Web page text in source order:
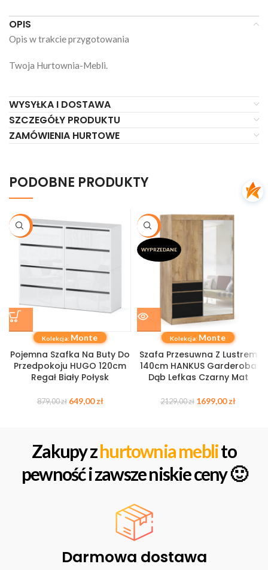
OPIS
Opis w trakcie przygotowania
Twoja Hurtownia-Mebli.
WYSYŁKA I DOSTAWA
SZCZEGÓŁY PRODUKTU
ZAMÓWIENIA HURTOWE
PODOBNE PRODUKTY
-26%
Kolekcja: Monte
Pojemna Szafka Na Buty Do
Przedpokoju HUGO 120cm
Regał Biały Połysk
879,00zł 649,00zł
-20%
WYPRZEDANE
Kolekcja: Monte
Szafa Przesuwna Z Lustrem
140cm HANKUS Garderoba
Dąb Lefkas Czarny Mat
2129,00zł 1699,00zł
Zakupy zhurtownia meblito
pewność i zawsze niskie ceny 🙂
Darmowa dostawa